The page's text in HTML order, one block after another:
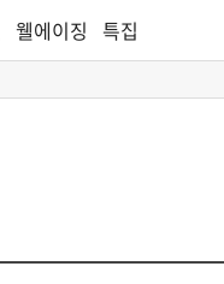
웰에이징 특집